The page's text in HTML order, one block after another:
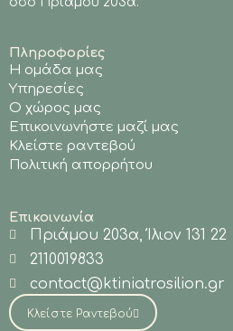
Πληροφορίες
Η ομάδα μας
Υπηρεσίες
Ο χώρος μας
Επικοινωνήστε μαζί μας
Κλείστε ραντεβού
Πολιτική απορρήτου
Επικοινωνία
Πριάμου 203α, Ίλιον 131 22
2110019833
contact@ktiniatrosilion.gr
Κλείστε Ραντεβού